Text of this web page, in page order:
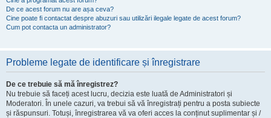
De ce acest forum nu are așa ceva?
Cine poate fi contactat despre abuzuri sau utilizări ilegale legate de acest forum?
Cum pot contacta un administrator?
Probleme legate de identificare și înregistrare
De ce trebuie să mă înregistrez?
Nu trebuie să faceți acest lucru, decizia este luată de Administratori și
Moderatori. În unele cazuri, va trebui să vă înregistrați pentru a posta subiecte
și răspunsuri. Totuși, înregistrarea vă va oferi acces la conținut suplimentar și /